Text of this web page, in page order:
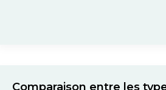
Comparaison entre les